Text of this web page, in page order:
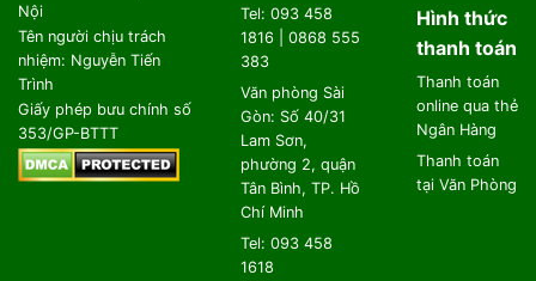
Nội
Tên người chịu trách
nhiệm: Nguyễn Tiến
Trình
Giấy phép bưu chính số
353/GP-BTTT
Tel: 093 458
1816 | 0868 555
383
Văn phòng Sài
Gòn: Số 40/31
Lam Sơn,
phường 2, quận
Tân Bình, TP. Hồ
Chí Minh
Tel: 093 458
1618
Hình thức
thanh toán
Thanh toán
online qua thẻ
Ngân Hàng
Thanh toán
tại Văn Phòng